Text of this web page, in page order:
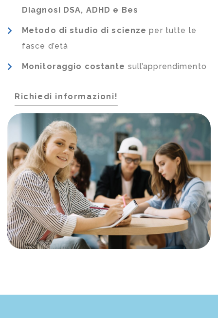
Diagnosi DSA, ADHD e Bes
Metodo di studio di scienze per tutte le
fasce d’età
Monitoraggio costante sull’apprendimento
Richiedi informazioni!